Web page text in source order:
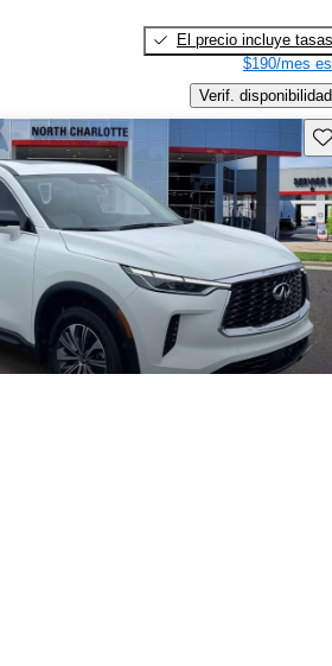
El precio incluye tasas
$190/mes
Verif. disponibilidad